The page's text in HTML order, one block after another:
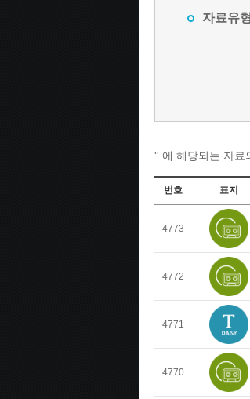
자료유형
'' 에 해당되는 자료
번호 표지
4773
4772
4771
4770